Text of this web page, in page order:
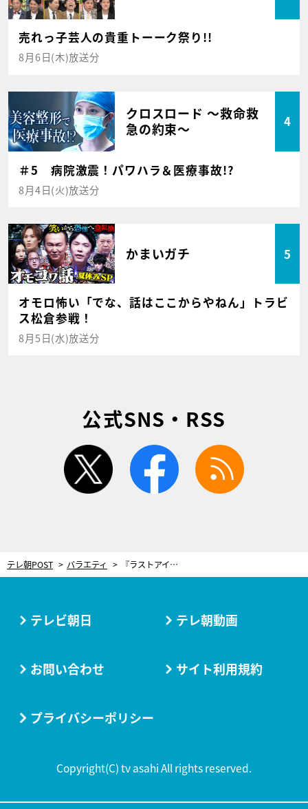
売れっ子芸人の貴重トーーク祭り!!
8月6日(木)放送分
クロスロード ～救命救
急の約束～
4
＃5 病院激震！パワハラ＆医療事故!?
8月4日(火)放送分
かまいガチ 5
オモロ怖い「でな、話はここからやねん」トラビ
ス松倉参戦！
8月5日(水)放送分
公式SNS・RSS
twitter facebook
テレ朝POST バラエティ 『ラストアイドル』ファミリー5ユニット、期間限定で視聴者投票を開始！
テレビ朝日 テレ朝動画
お問い合わせ サイト利用規約
プライバシーポリシー
Copyright(C) tv asahi All rights reserved.